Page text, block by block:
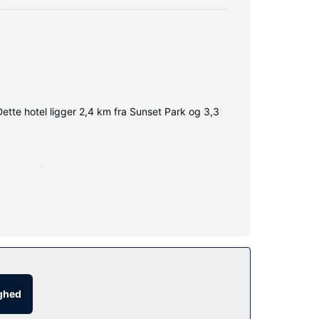
hotel ligger 2,4 km fra Sunset Park og 3,3
dagligt.